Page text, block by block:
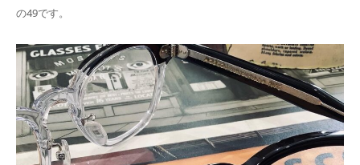
の49です。